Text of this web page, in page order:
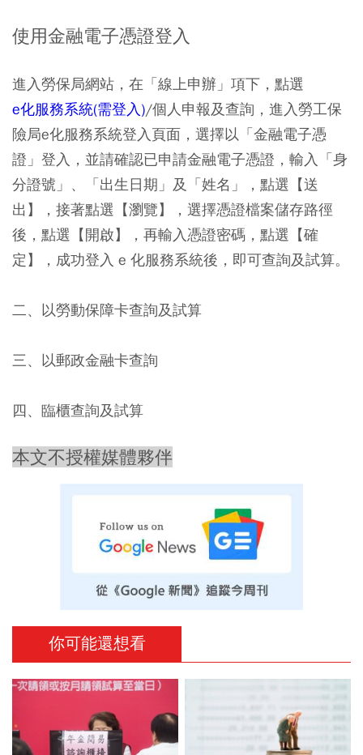
使用金融電子憑證登入
進入勞保局網站，在「線上申辦」項下，點選
e化服務系統(需登入)/個人申報及查詢，進入勞工保
險局e化服務系統登入頁面，選擇以「金融電子憑
證」登入，並請確認已申請金融電子憑證，輸入「身
分證號」、「出生日期」及「姓名」，點選【送
出】，接著點選【瀏覽】，選擇憑證檔案儲存路徑
後，點選【開啟】，再輸入憑證密碼，點選【確
定】，成功登入 e 化服務系統後，即可查詢及試算。
二、以勞動保障卡查詢及試算
三、以郵政金融卡查詢
四、臨櫃查詢及試算
本文不授權媒體夥伴
你可能還想看